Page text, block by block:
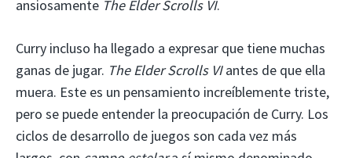
ansiosamente The Elder Scrolls VI.
Curry incluso ha llegado a expresar que tiene muchas
ganas de jugar. The Elder Scrolls VIantes de que ella
muera. Este es un pensamiento increíblemente triste,
pero se puede entender la preocupación de Curry. Los
ciclos de desarrollo de juegos son cada vez más